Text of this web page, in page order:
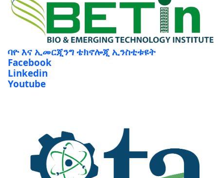
ባዮ እና ኢመርጂንግ ቴክኖሎጂ ኢንስቲቱዩት
Facebook
Linkedin
Youtube